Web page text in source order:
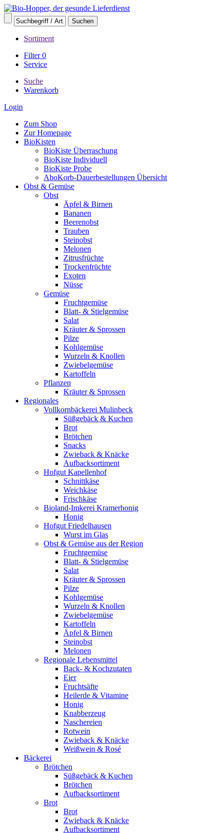
Sortiment
Filter0
Service
Suche
Warenkorb
Login
Zum Shop
Zur Homepage
BioKisten
BioKiste Überraschung
BioKiste Individuell
BioKiste Probe
AboKorb-Dauerbestellungen Übersicht
Obst & Gemüse
Obst
Äpfel & Birnen
Bananen
Beerenobst
Trauben
Steinobst
Melonen
Zitrusfrüchte
Trockenfrüchte
Exoten
Nüsse
Gemüse
Fruchtgemüse
Blatt- & Stielgemüse
Salat
Kräuter & Sprossen
Pilze
Kohlgemüse
Wurzeln & Knollen
Zwiebelgemüse
Kartoffeln
Pflanzen
Kräuter & Sprossen
Regionales
Vollkornbäckerei Mulinbeck
Süßgebäck & Kuchen
Brot
Brötchen
Snacks
Zwieback & Knäcke
Aufbacksortiment
Hofgut Kapellenhof
Schnittkäse
Weichkäse
Frischkäse
Bioland-Imkerei Kramerhonig
Honig
Hofgut Friedelhausen
Wurst im Glas
Obst & Gemüse aus der Region
Fruchtgemüse
Blatt- & Stielgemüse
Salat
Kräuter & Sprossen
Pilze
Kohlgemüse
Wurzeln & Knollen
Zwiebelgemüse
Kartoffeln
Äpfel & Birnen
Steinobst
Melonen
Regionale Lebensmittel
Back- & Kochzutaten
Eier
Fruchtsäfte
Heilerde & Vitamine
Honig
Knabberzeug
Naschereien
Rotwein
Zwieback & Knäcke
Weißwein & Rosé
Bäckerei
Brötchen
Süßgebäck & Kuchen
Brötchen
Aufbacksortiment
Brot
Brot
Zwieback & Knäcke
Aufbacksortiment